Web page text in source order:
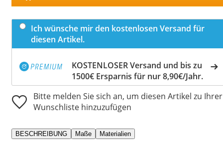
Ich wünsche mir den kostenlosen Versand für
diesen Artikel.
KOSTENLOSER Versand und bis zu
1500€ Ersparnis für nur 8,90€/Jahr.
Bitte melden Sie sich an, um diesen Artikel zu Ihrer
Wunschliste hinzuzufügen
BESCHREIBUNG Maße Materialien